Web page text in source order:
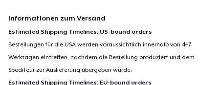
Informationen zum Versand
Estimated Shipping Timelines: US-bound orders
Bestellungen für die USA werden voraussichtlich innerhalb von 4–7
Werktagen eintreffen, nachdem die Bestellung produziert und dem
Spediteur zur Auslieferung übergeben wurde.
Estimated Shipping Timelines: EU-bound orders